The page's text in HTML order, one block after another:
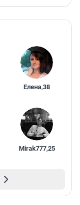
Елена,38
Mirak777,25